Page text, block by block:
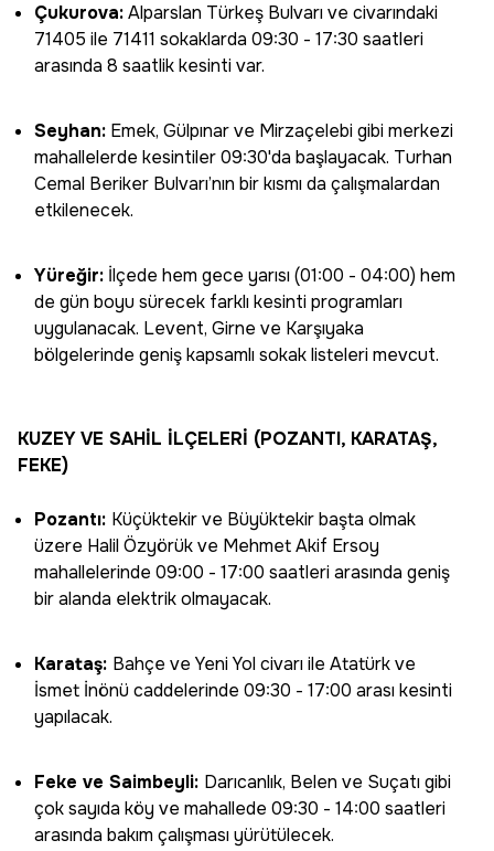
Çukurova:Alparslan Türkeş Bulvarı ve civarındaki
71405 ile 71411 sokaklarda 09:30 - 17:30 saatleri
arasında 8 saatlik kesinti var.
Seyhan: Emek, Gülpınar ve Mirzaçelebi gibi merkezi
mahallelerde kesintiler 09:30'da başlayacak. Turhan
Cemal Beriker Bulvarı’nın bir kısmı da çalışmalardan
etkilenecek.
Yüreğir: İlçede hem gece yarısı (01:00 - 04:00) hem
de gün boyu sürecek farklı kesinti programları
uygulanacak. Levent, Girne ve Karşıyaka
bölgelerinde geniş kapsamlı sokak listeleri mevcut.
KUZEY VE SAHİL İLÇELERİ (POZANTI, KARATAŞ,
FEKE)
Pozantı: Küçüktekir ve Büyüktekir başta olmak
üzere Halil Özyörük ve Mehmet Akif Ersoy
mahallelerinde 09:00 - 17:00 saatleri arasında geniş
bir alanda elektrik olmayacak.
Karataş: Bahçe ve Yeni Yol civarı ile Atatürk ve
İsmet İnönü caddelerinde 09:30 - 17:00 arası kesinti
yapılacak.
Feke ve Saimbeyli: Darıcanlık, Belen ve Suçatı gibi
çok sayıda köy ve mahallede 09:30 - 14:00 saatleri
arasında bakım çalışması yürütülecek.